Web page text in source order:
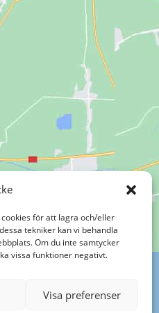
för att lagra och/eller
tekniker kan vi behandla
Om du inte samtycker
vissa funktioner negativt.
Visa preferenser